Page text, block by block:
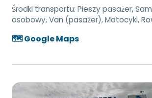
Środki transportu: Pieszy pasażer,
osobowy, Van (pasażer), Motocykl,
🗺️ Google Maps